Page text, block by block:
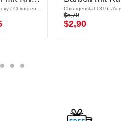
Chirurgenstahl 316L/
$5,79
$2,90